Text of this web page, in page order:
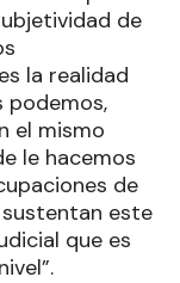
de
la realidad
podemos,
el mismo
le hacemos
de
este
que es